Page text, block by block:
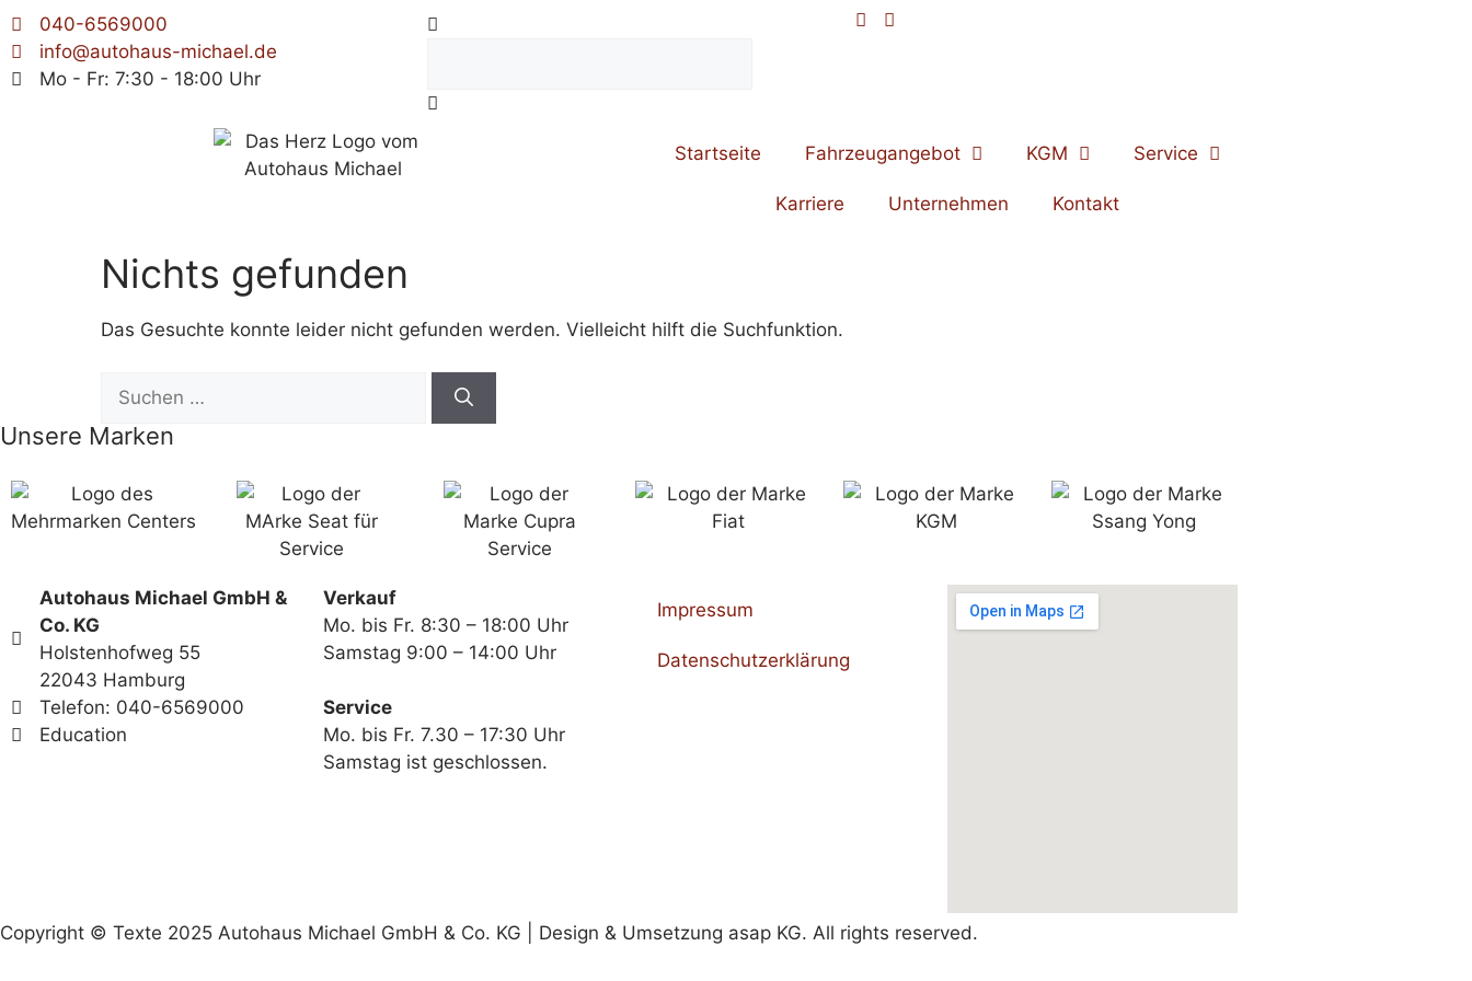
040-6569000
info@autohaus-michael.de
Mo - Fr: 7:30 - 18:00 Uhr
Startseite Fahrzeugangebot KGM Service
Karriere Unternehmen Kontakt
Nichts gefunden
Das Gesuchte konnte leider nicht gefunden werden. Vielleicht hilft die Suchfunktion.
Unsere Marken
Autohaus Michael GmbH &
Co. KG
Holstenhofweg 55
22043 Hamburg
Telefon: 040-6569000
Education
Verkauf
Mo. bis Fr. 8:30 – 18:00 Uhr
Samstag 9:00 – 14:00 Uhr
Service
Mo. bis Fr. 7.30 – 17:30 Uhr
Samstag ist geschlossen.
Impressum
Datenschutzerklärung
Copyright © Texte 2025 Autohaus Michael GmbH & Co. KG | Design & Umsetzung asap KG. All rights reserved.